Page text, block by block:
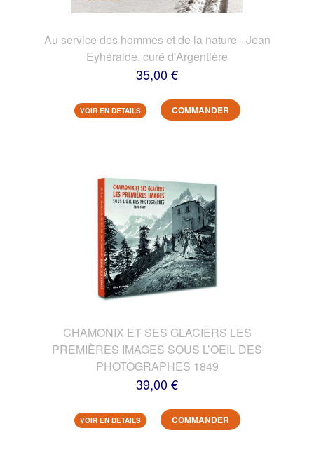
Au service des hommes et de la nature - Jean
Eyhéralde, curé d'Argentière
35,00 €
VOIR EN DETAILS COMMANDER
CHAMONIX ET SES GLACIERS LES
PREMIÈRES IMAGES SOUS L’OEIL DES
PHOTOGRAPHES 1849
39,00 €
VOIR EN DETAILS COMMANDER